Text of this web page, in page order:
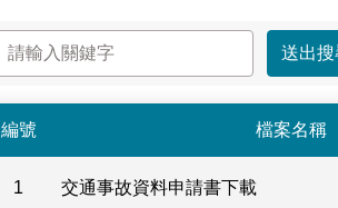
編號
檔案名稱
1 交通事故資料申請書下載